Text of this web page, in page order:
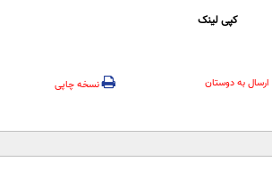
کپی لینک
ارسال به دوستان نسخه چاپی